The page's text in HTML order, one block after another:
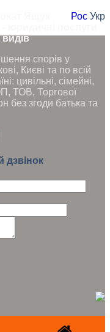
Рос Укр
видів
спорів у
Києві та по всій
цивільні, сімейні,
ТОВ, Торгової
без згоди батька та
дзвінок